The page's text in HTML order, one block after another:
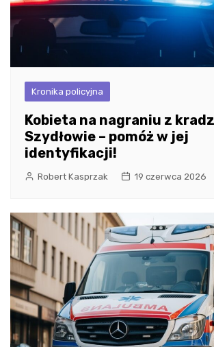
Kronika policyjna
Kobieta na nagraniu z
Szydłowie – pomóż w jej
identyfikacji!
Robert Kasprzak 19 czerwca 2026